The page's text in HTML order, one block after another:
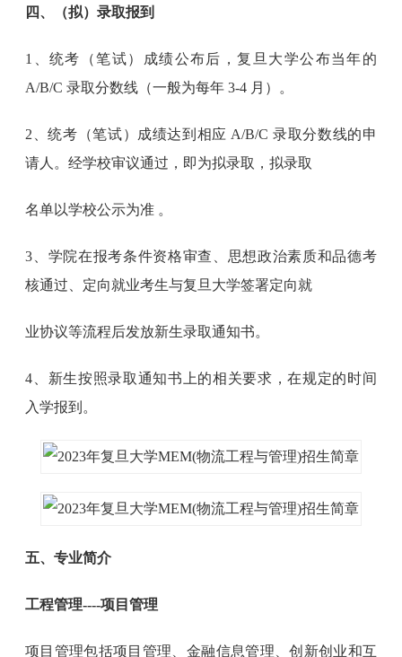
四、（拟）录取报到
1、统考（笔试）成绩公布后，复旦大学公布当年的
A/B/C 录取分数线（一般为每年 3-4 月）。
2、统考（笔试）成绩达到相应 A/B/C 录取分数线的申
请人。经学校审议通过，即为拟录取，拟录取
名单以学校公示为准 。
3、学院在报考条件资格审查、思想政治素质和品德考
核通过、定向就业考生与复旦大学签署定向就
业协议等流程后发放新生录取通知书。
4、新生按照录取通知书上的相关要求，在规定的时间
入学报到。
五、专业简介
工程管理----项目管理
项目管理包括项目管理、金融信息管理、创新创业和互